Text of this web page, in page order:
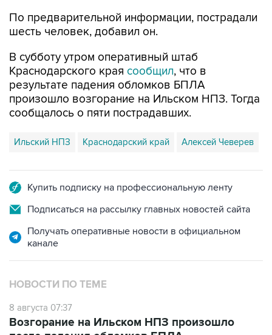
По предварительной информации, пострадали
шесть человек, добавил он.
В субботу утром оперативный штаб
Краснодарского края сообщил, что в
результате падения обломков БПЛА
произошло возгорание на Ильском НПЗ. Тогда
сообщалось о пяти пострадавших.
Ильский НПЗ Краснодарский край Алексей Чеверев
Купить подписку на профессиональную ленту
Подписаться на рассылку главных новостей сайта
Получать оперативные новости в официальном
канале
НОВОСТИ ПО ТЕМЕ
8 августа 07:37
Возгорание на Ильском НПЗ произошло